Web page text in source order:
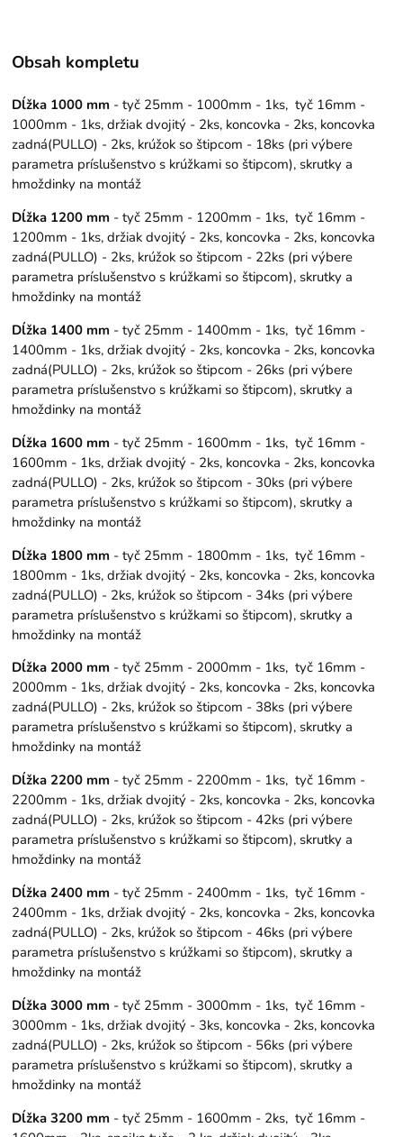
Obsah kompletu
Dĺžka 1000 mm - tyč 25mm - 1000mm - 1ks, tyč 16mm -
1000mm - 1ks, držiak dvojitý - 2ks, koncovka - 2ks, koncovka
zadná(PULLO) - 2ks, krúžok so štipcom - 18ks (pri výbere
parametra príslušenstvo s krúžkami so štipcom), skrutky a
hmoždinky na montáž
Dĺžka 1200 mm - tyč 25mm - 1200mm - 1ks, tyč 16mm -
1200mm - 1ks, držiak dvojitý - 2ks, koncovka - 2ks, koncovka
zadná(PULLO) - 2ks, krúžok so štipcom - 22ks (pri výbere
parametra príslušenstvo s krúžkami so štipcom), skrutky a
hmoždinky na montáž
Dĺžka 1400 mm - tyč 25mm - 1400mm - 1ks, tyč 16mm -
1400mm - 1ks, držiak dvojitý - 2ks, koncovka - 2ks, koncovka
zadná(PULLO) - 2ks, krúžok so štipcom - 26ks (pri výbere
parametra príslušenstvo s krúžkami so štipcom), skrutky a
hmoždinky na montáž
Dĺžka 1600 mm - tyč 25mm - 1600mm - 1ks, tyč 16mm -
1600mm - 1ks, držiak dvojitý - 2ks, koncovka - 2ks, koncovka
zadná(PULLO) - 2ks, krúžok so štipcom - 30ks (pri výbere
parametra príslušenstvo s krúžkami so štipcom), skrutky a
hmoždinky na montáž
Dĺžka 1800 mm - tyč 25mm - 1800mm - 1ks, tyč 16mm -
1800mm - 1ks, držiak dvojitý - 2ks, koncovka - 2ks, koncovka
zadná(PULLO) - 2ks, krúžok so štipcom - 34ks (pri výbere
parametra príslušenstvo s krúžkami so štipcom), skrutky a
hmoždinky na montáž
Dĺžka 2000 mm - tyč 25mm - 2000mm - 1ks, tyč 16mm -
2000mm - 1ks, držiak dvojitý - 2ks, koncovka - 2ks, koncovka
zadná(PULLO) - 2ks, krúžok so štipcom - 38ks (pri výbere
parametra príslušenstvo s krúžkami so štipcom), skrutky a
hmoždinky na montáž
Dĺžka 2200 mm - tyč 25mm - 2200mm - 1ks, tyč 16mm -
2200mm - 1ks, držiak dvojitý - 2ks, koncovka - 2ks, koncovka
zadná(PULLO) - 2ks, krúžok so štipcom - 42ks (pri výbere
parametra príslušenstvo s krúžkami so štipcom), skrutky a
hmoždinky na montáž
Dĺžka 2400 mm - tyč 25mm - 2400mm - 1ks, tyč 16mm -
2400mm - 1ks, držiak dvojitý - 2ks, koncovka - 2ks, koncovka
zadná(PULLO) - 2ks, krúžok so štipcom - 46ks (pri výbere
parametra príslušenstvo s krúžkami so štipcom), skrutky a
hmoždinky na montáž
Dĺžka 3000 mm - tyč 25mm - 3000mm - 1ks, tyč 16mm -
3000mm - 1ks, držiak dvojitý - 3ks, koncovka - 2ks, koncovka
zadná(PULLO) - 2ks, krúžok so štipcom - 56ks (pri výbere
parametra príslušenstvo s krúžkami so štipcom), skrutky a
hmoždinky na montáž
Dĺžka 3200 mm - tyč 25mm - 1600mm - 2ks, tyč 16mm -